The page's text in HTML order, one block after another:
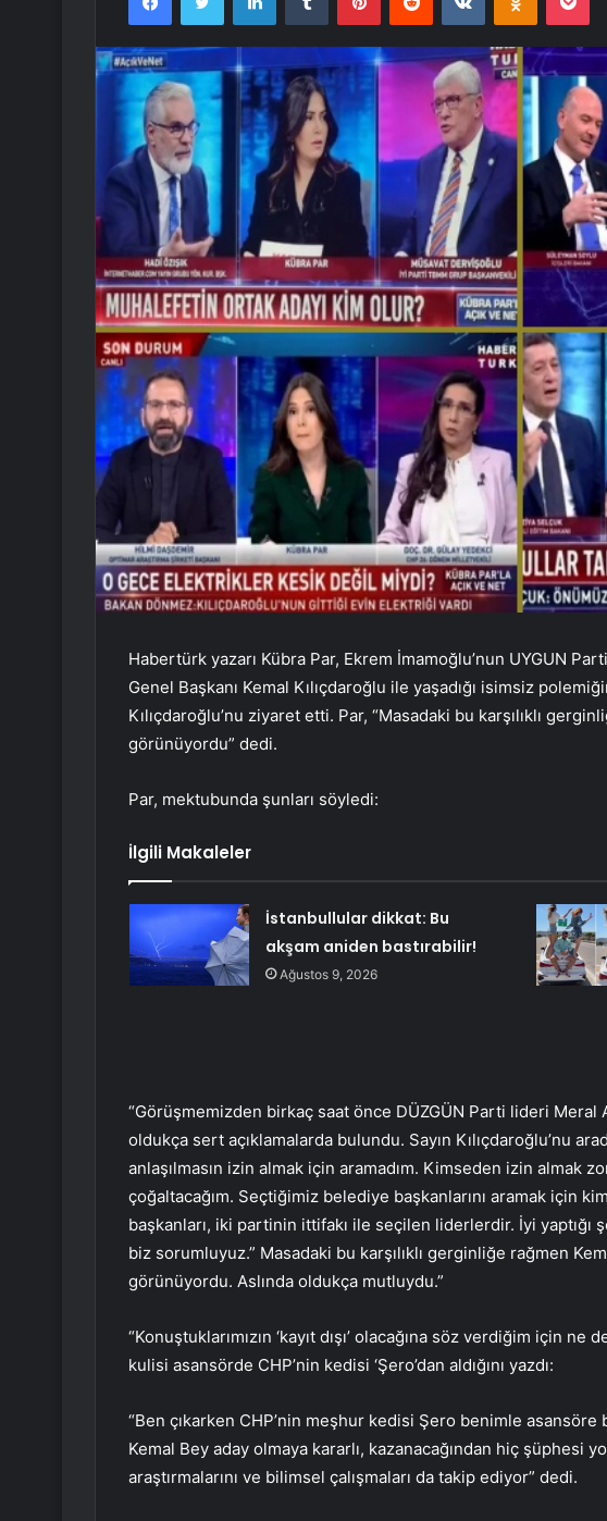
Habertürk yazarı Kübra Par, Ekrem İmamoğlu’nun UYGUN
Genel Başkanı Kemal Kılıçdaroğlu ile yaşadığı isimsiz
Kılıçdaroğlu’nu ziyaret etti. Par, “Masadaki bu karşılıklı
görünüyordu” dedi.
Par, mektubunda şunları söyledi:
İlgili Makaleler
İstanbullular dikkat: Bu
akşam aniden bastırabilir!
Ağustos 9, 2026
“Görüşmemizden birkaç saat önce DÜZGÜN Parti lideri Meral
oldukça sert açıklamalarda bulundu. Sayın Kılıçdaroğlu’nu
anlaşılmasın izin almak için aramadım. Kimseden izin almak
çoğaltacağım. Seçtiğimiz belediye başkanlarını aramak için
başkanları, iki partinin ittifakı ile seçilen liderlerdir. İyi yaptığı
biz sorumluyuz.” Masadaki bu karşılıklı gerginliğe rağmen
görünüyordu. Aslında oldukça mutluydu.”
“Konuştuklarımızın ‘kayıt dışı’ olacağına söz verdiğim için
kulisi asansörde CHP’nin kedisi ‘Şero’dan aldığını yazdı:
“Ben çıkarken CHP’nin meşhur kedisi Şero benimle
Kemal Bey aday olmaya kararlı, kazanacağından hiç şüphesi
araştırmalarını ve bilimsel çalışmaları da takip ediyor” dedi.